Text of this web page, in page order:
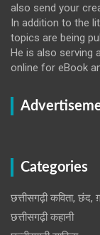
also send your
In addition to the
topics are being
He is also serving
online for eBook
Categories
छत्तीसगढ़ी कविता,
छत्तीसगढ़ी कहानी